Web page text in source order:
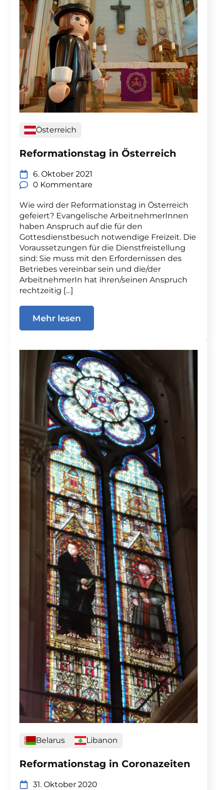
Österreich
Reformationstag in Österreich
6. Oktober 2021
0 Kommentare
Wie wird der Reformationstag in Österreich
gefeiert? Evangelische ArbeitnehmerInnen
haben Anspruch auf die für den
Gottesdienstbesuch notwendige Freizeit. Die
Voraussetzungen für die Dienstfreistellung
sind: Sie muss mit den Erfordernissen des
Betriebes vereinbar sein und die/der
ArbeitnehmerIn hat ihren/seinen Anspruch
rechtzeitig […]
Mehr lesen
Belarus Libanon
Reformationstag in Coronazeiten
31. Oktober 2020